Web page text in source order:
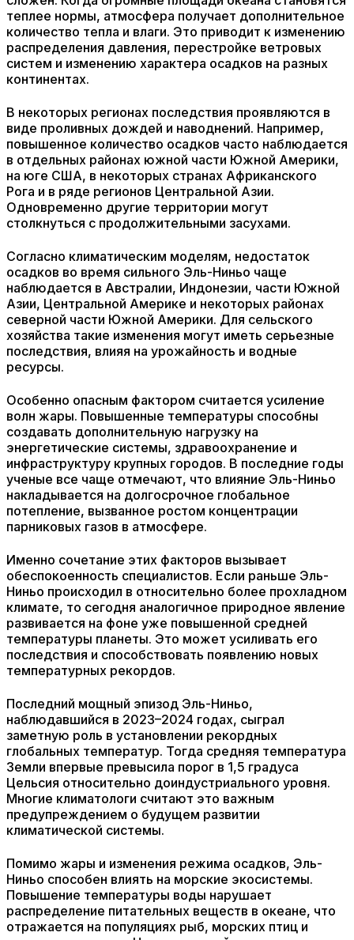
теплее нормы, атмосфера получает дополнительное
количество тепла и влаги. Это приводит к изменению
распределения давления, перестройке ветровых
систем и изменению характера осадков на разных
континентах.
В некоторых регионах последствия проявляются в
виде проливных дождей и наводнений. Например,
повышенное количество осадков часто наблюдается
в отдельных районах южной части Южной Америки,
на юге США, в некоторых странах Африканского
Рога и в ряде регионов Центральной Азии.
Одновременно другие территории могут
столкнуться с продолжительными засухами.
Согласно климатическим моделям, недостаток
осадков во время сильного Эль-Ниньо чаще
наблюдается в Австралии, Индонезии, части Южной
Азии, Центральной Америке и некоторых районах
северной части Южной Америки. Для сельского
хозяйства такие изменения могут иметь серьезные
последствия, влияя на урожайность и водные
ресурсы.
Особенно опасным фактором считается усиление
волн жары. Повышенные температуры способны
создавать дополнительную нагрузку на
энергетические системы, здравоохранение и
инфраструктуру крупных городов. В последние годы
ученые все чаще отмечают, что влияние Эль-Ниньо
накладывается на долгосрочное глобальное
потепление, вызванное ростом концентрации
парниковых газов в атмосфере.
Именно сочетание этих факторов вызывает
обеспокоенность специалистов. Если раньше Эль-
Ниньо происходил в относительно более прохладном
климате, то сегодня аналогичное природное явление
развивается на фоне уже повышенной средней
температуры планеты. Это может усиливать его
последствия и способствовать появлению новых
температурных рекордов.
Последний мощный эпизод Эль-Ниньо,
наблюдавшийся в 2023–2024 годах, сыграл
заметную роль в установлении рекордных
глобальных температур. Тогда средняя температура
Земли впервые превысила порог в 1,5 градуса
Цельсия относительно доиндустриального уровня.
Многие климатологи считают это важным
предупреждением о будущем развитии
климатической системы.
Помимо жары и изменения режима осадков, Эль-
Ниньо способен влиять на морские экосистемы.
Повышение температуры воды нарушает
распределение питательных веществ в океане, что
отражается на популяциях рыб, морских птиц и